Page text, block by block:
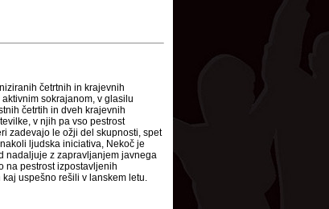
četrtnih in krajevnih
sokrajanom, v glasilu
četrtih in dveh krajevnih
v njih pa vso pestrost
zadevajo le ožji del skupnosti, spet
ljudska iniciativa, Nekoč je
nadaljuje z zapravljanjem javnega
na pestrost izpostavljenih
uspešno rešili v lanskem letu.